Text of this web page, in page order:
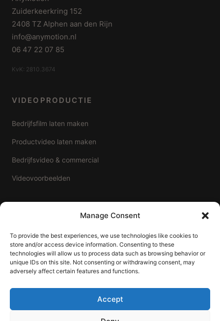
Manage Consent
To provide the best experiences, we use technologies like cookies to
store and/or access device information. Consenting to these
technologies will allow us to process data such as browsing behavior or
unique IDs on this site. Not consenting or withdrawing consent, may
adversely affect certain features and functions.
Accept
Zuiderkeerkring 152
2408 TZ Alphen aan den Rijn
info@anymotion.nl
06 47 22 07 85
KvK: 2810.3674
VIDEOPRODUCTIE
Bedrijfsfilm laten maken
Productvideo laten maken
Bedrijfsvideo & commercial
Videovoorbeelden
Bedrijfsfotografie
Prijzen & pakketten
Videoproductie Alphen aan den Rijn